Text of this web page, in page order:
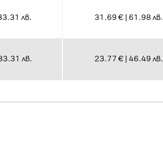
лв. 31.69 € | 61.98 лв.
лв. 23.77 € | 46.49 лв.